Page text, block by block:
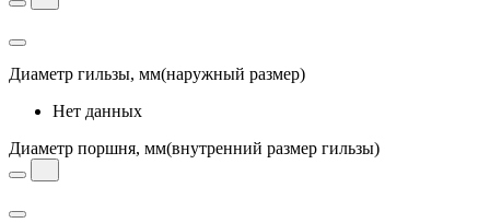
Диаметр гильзы, мм(наружный размер)
Нет данных
Диаметр поршня, мм(внутренний размер гильзы)